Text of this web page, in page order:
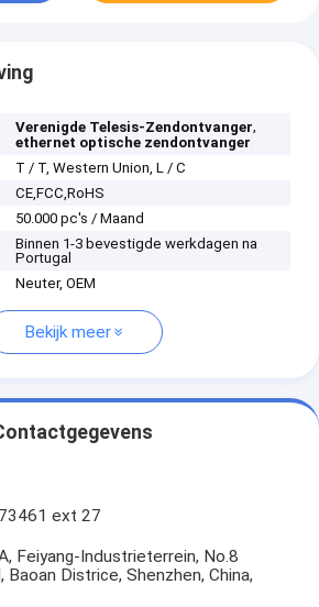
Verenigde Telesis-Zendontvanger,
ethernet optische zendontvanger
T / T, Western Union, L / C
CE,FCC,RoHS
50.000 pc's / Maand
Binnen 1-3 bevestigde werkdagen na
Portugal
Neuter, OEM
Bekijk meer
ext 27
Feiyang-Industrieterrein, No.8
Baoan Districe, Shenzhen, China,